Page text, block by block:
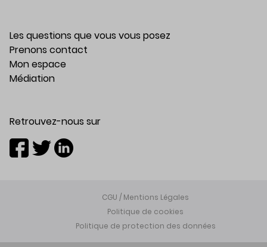
Les questions que vous vous posez
Prenons contact
Mon espace
Médiation
Retrouvez-nous sur
CGU / Mentions Légales
Politique de cookies
Politique de protection des données